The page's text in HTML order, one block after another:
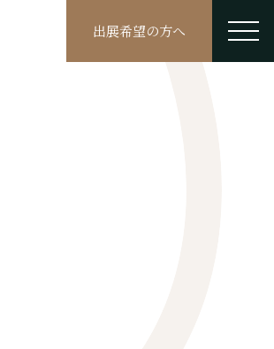
出展希望の方へ